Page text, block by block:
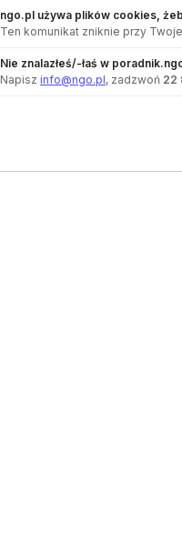
ngo.pl używa plików cookies,
Ten komunikat zniknie przy
Nie znalazłeś/-łaś w
Napisz info@ngo.pl, zadzwoń 22